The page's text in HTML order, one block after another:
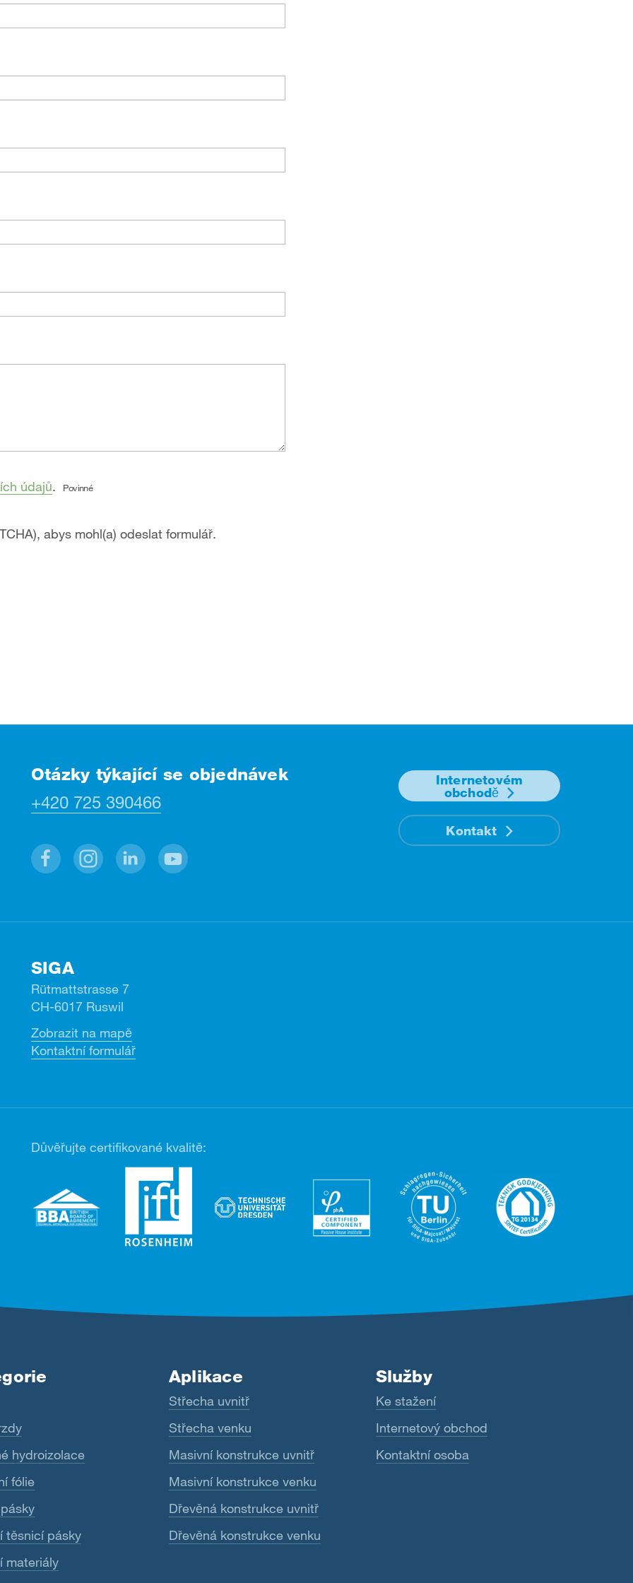
údajů. Povinné
abys mohl(a) odeslat formulář.
Otázky týkající se objednávek
+420 725 390466
Internetovém
obchodě
Kontakt
SIGA
Rütmattstrasse 7
CH-6017 Ruswil
Zobrazit na mapě
Kontaktní formulář
Důvěřujte certifikované kvalitě:
hydroizolace
fólie
těsnicí pásky
materiály
Aplikace
Střecha uvnitř
Střecha venku
Masivní konstrukce uvnitř
Masivní konstrukce venku
Dřevěná konstrukce uvnitř
Dřevěná konstrukce venku
Služby
Ke stažení
Internetový obchod
Kontaktní osoba